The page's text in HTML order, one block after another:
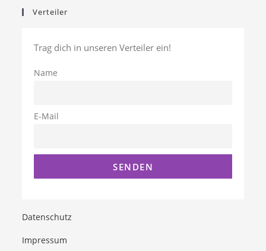
Verteiler
Trag dich in unseren Verteiler ein!
Name
E-Mail
Datenschutz
Impressum